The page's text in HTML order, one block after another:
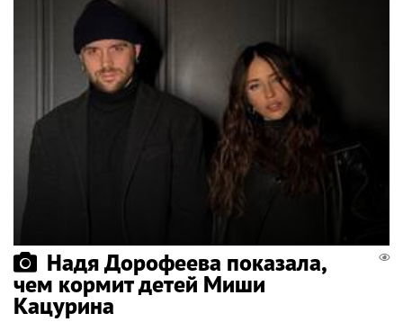
Надя Дорофеева показала,
чем кормит детей Миши
Кацурина